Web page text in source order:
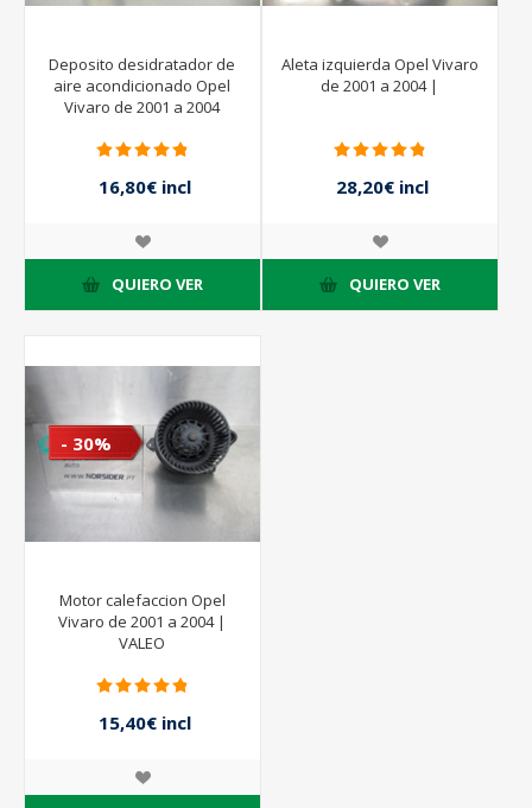
Deposito desidratador de
aire acondicionado Opel
Vivaro de 2001 a 2004
16,80€ incl
impuestos
QUIERO VER
Aleta izquierda Opel Vivaro
de 2001 a 2004 |
28,20€ incl
impuestos
QUIERO VER
- 30%
Motor calefaccion Opel
Vivaro de 2001 a 2004 |
VALEO
15,40€ incl
impuestos